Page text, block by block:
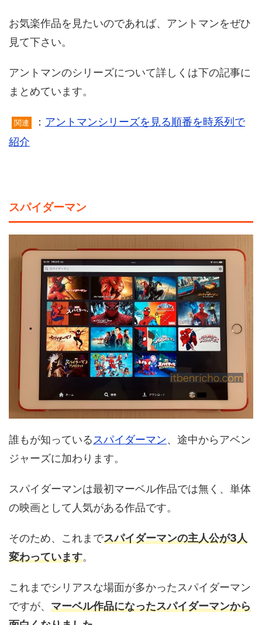
お気楽作品を見たいのであれば、アントマンをぜひ
見て下さい。
アントマンのシリーズについて詳しくは下の記事に
まとめています。
関連 ： アントマンシリーズを見る順番を時系列で
紹介
スパイダーマン
誰もが知っている スパイダーマン、途中からアベン
ジャーズに加わります。
スパイダーマンは最初マーベル作品では無く、単体
の映画として人気がある作品です。
そのため、これまでスパイダーマンの主人公が3人
変わっています。
これまでシリアスな場面が多かったスパイダーマン
ですが、 マーベル作品になったスパイダーマンから